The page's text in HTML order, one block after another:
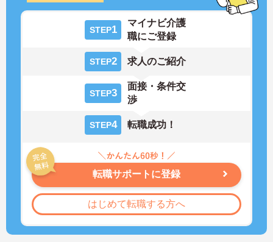
STEP1
マイナビ介護
職にご登録
STEP2 求人のご紹介
STEP3
面接・条件交
渉
STEP4 転職成功！
転職サポートに登録
はじめて転職する方へ